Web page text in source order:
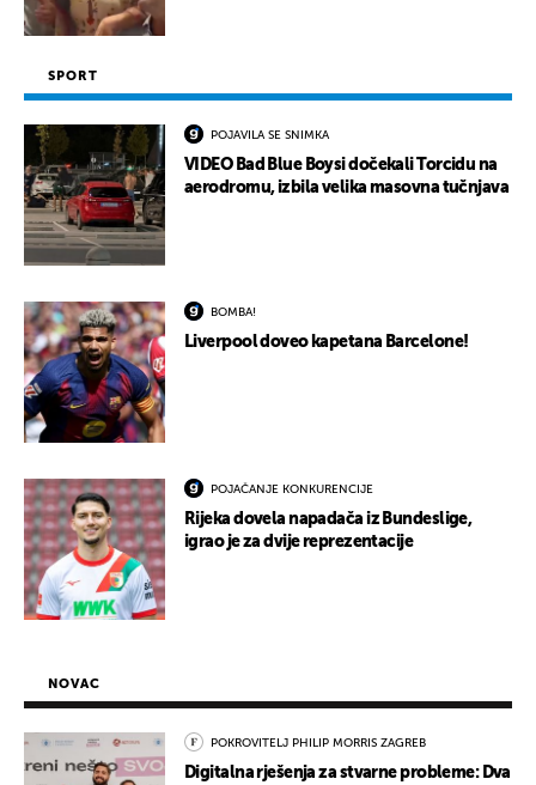
SPORT
POJAVILA SE SNIMKA
VIDEO Bad Blue Boysi dočekali Torcidu na
aerodromu, izbila velika masovna tučnjava
BOMBA!
Liverpool doveo kapetana Barcelone!
POJAČANJE KONKURENCIJE
Rijeka dovela napadača iz Bundeslige,
igrao je za dvije reprezentacije
NOVAC
POKROVITELJ PHILIP MORRIS ZAGREB
Digitalna rješenja za stvarne probleme: Dva